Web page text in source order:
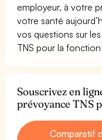
employeur, à votre
votre santé
vos questions sur
TNS pour la
Souscrivez en
prévoyance TNS
Comparatif